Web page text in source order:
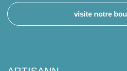
visite notre